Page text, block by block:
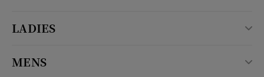
LADIES
MENS